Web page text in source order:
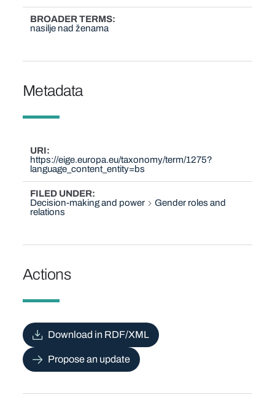
BROADER TERMS
nasilje nad ženama
Metadata
URI
https://eige.europa.eu/taxonomy/term/1275?
language_content_entity=bs
FILED UNDER
Decision-making and power
Gender roles and
relations
Actions
Download in RDF/XML
Propose an update